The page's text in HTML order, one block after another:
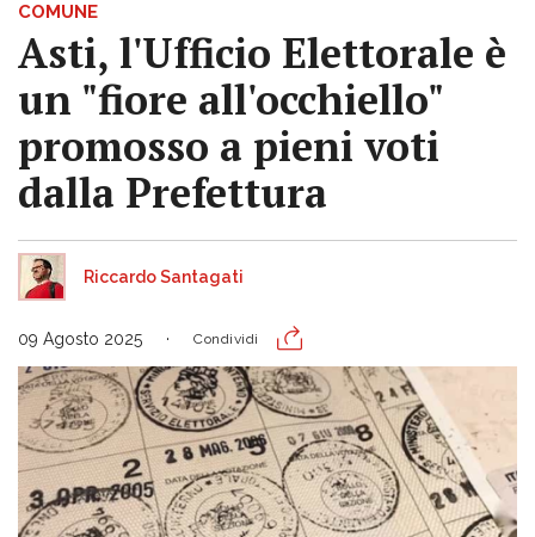
COMUNE
Asti, l'Ufficio Elettorale è
un "fiore all'occhiello"
promosso a pieni voti
dalla Prefettura
Riccardo Santagati
09 Agosto 2025 Condividi